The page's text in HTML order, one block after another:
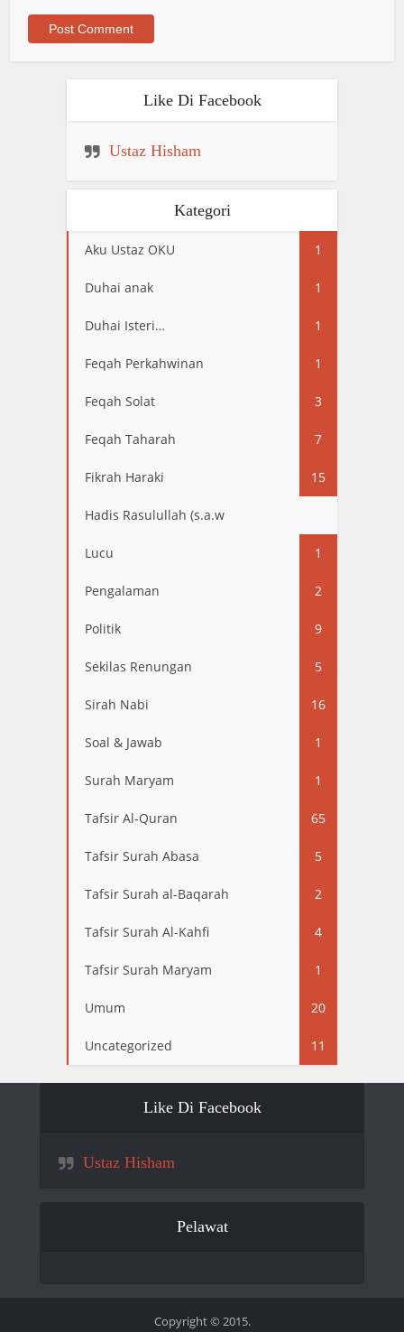
Like Di Facebook
Ustaz Hisham
Kategori
Aku Ustaz OKU 1
Duhai anak 1
Duhai Isteri… 1
Feqah Perkahwinan 1
Feqah Solat 3
Feqah Taharah 7
Fikrah Haraki 15
Hadis Rasulullah (s.a.w
Lucu 1
Pengalaman 2
Politik 9
Sekilas Renungan 5
Sirah Nabi 16
Soal & Jawab 1
Surah Maryam 1
Tafsir Al-Quran 65
Tafsir Surah Abasa 5
Tafsir Surah al-Baqarah 2
Tafsir Surah Al-Kahfi 4
Tafsir Surah Maryam 1
Umum 20
Uncategorized 11
Like Di Facebook
Ustaz Hisham
Pelawat
Copyright © 2015.